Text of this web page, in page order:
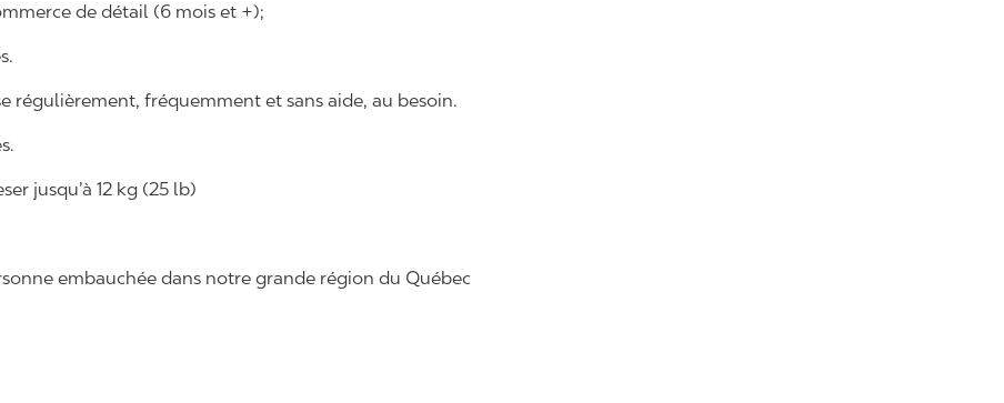
de détail (6 mois et +);
régulièrement, fréquemment et sans aide, au besoin.
jusqu’à 12 kg (25 lb)
embauchée dans notre grande région du Québec
Francais.